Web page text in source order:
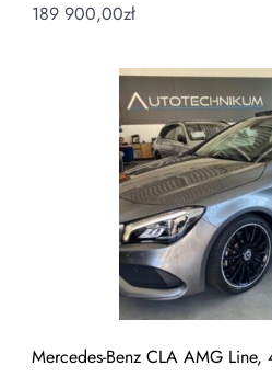
189 900,00zł
Mercedes-Benz CLA AMG Line,